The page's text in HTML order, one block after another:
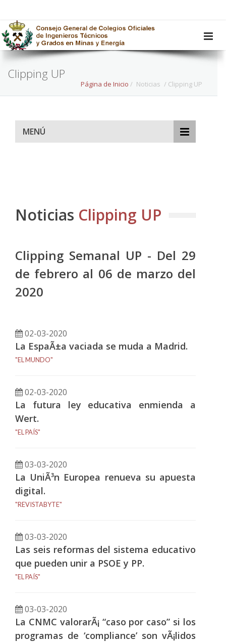
Clipping UP
Página de Inicio / Noticias / Clipping UP
MENÚ
Noticias Clipping UP
Clipping Semanal UP - Del 29
de febrero al 06 de marzo del
2020
02-03-2020
La EspaÃ±a vaciada se muda a Madrid.
"EL MUNDO"
02-03-2020
La futura ley educativa enmienda a
Wert.
"EL PAÍS"
03-03-2020
La UniÃ³n Europea renueva su apuesta
digital.
"REVISTABYTE"
03-03-2020
Las seis reformas del sistema educativo
que pueden unir a PSOE y PP.
"EL PAÍS"
03-03-2020
La CNMC valorarÃ¡ “caso por caso” si los
programas de ‘compliance’ son vÃ¡lidos